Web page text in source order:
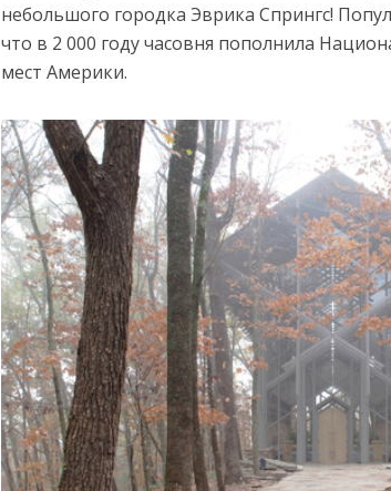
небольшого городка Эврика Спрингс!
что в 2 000 году часовня пополнила
мест Америки.